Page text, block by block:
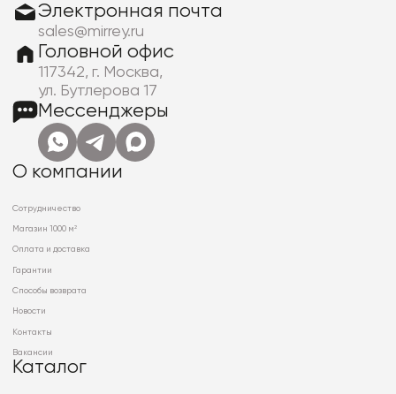
Электронная почта
sales@mirrey.ru
Головной офис
117342, г. Москва,
ул. Бутлерова 17
Мессенджеры
О компании
Сотрудничество
Магазин 1000 м²
Оплата и доставка
Гарантии
Способы возврата
Новости
Контакты
Вакансии
Каталог